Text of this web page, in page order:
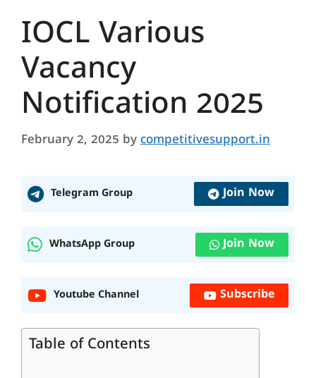
IOCL Various
Vacancy
Notification 2025
February 2, 2025 by competitivesupport.in
Telegram Group Join Now
WhatsApp Group Join Now
Youtube Channel Subscribe
Table of Contents